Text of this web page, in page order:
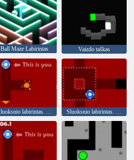
Ball Maze Labirintas Vaizdo taškas
Sluoksnio labirintas. 4 dalis: Spalva chaosas Sluoksnio labirintas. 3 dalis: Cheat laiką